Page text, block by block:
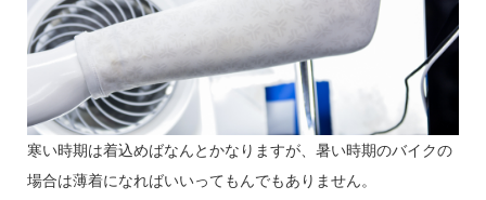
寒い時期は着込めばなんとかなりますが、暑い時期のバイクの
場合は薄着になればいいってもんでもありません。